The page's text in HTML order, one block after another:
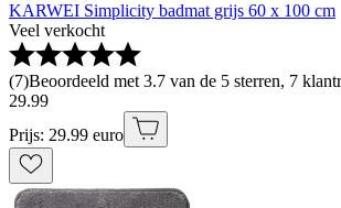
KARWEI Simplicity badmat grijs 60 x 100 cm
Veel verkocht
(7)Beoordeeld met 3.7 van de 5 sterren, 7
29.99
Prijs: 29.99 euro